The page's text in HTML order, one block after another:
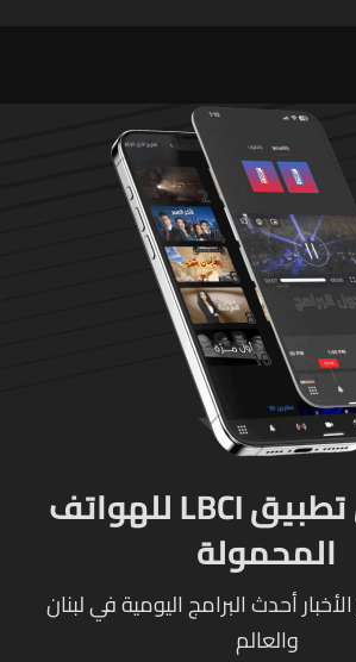
حمل الآن تطبيق LBCI للهواتف
المحمولة
أحدث البرامج اليومية في لبنان
والعالم